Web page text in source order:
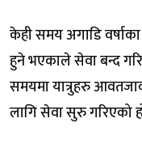
केही समय अगाडि
हुने भएकाले सेवा बन्द
समयमा यात्रुहरु
लागि सेवा सुरु गरिएको